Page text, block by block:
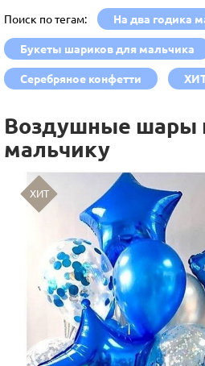
Поиск по тегам: На два годика
Букеты шариков для мальчика
Серебряное конфетти
Воздушные шары
мальчику
ХИТ